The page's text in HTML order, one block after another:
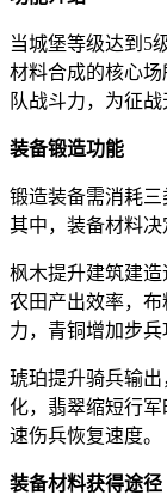
当城堡等级达到5
材料合成的核心
队战斗力，为征战
装备锻造功能
锻造装备需消耗三
其中，装备材料决
枫木提升建筑建
农田产出效率，
力，青铜增加步兵
琥珀提升骑兵输
化，翡翠缩短行
速伤兵恢复速度。
装备材料获得途径